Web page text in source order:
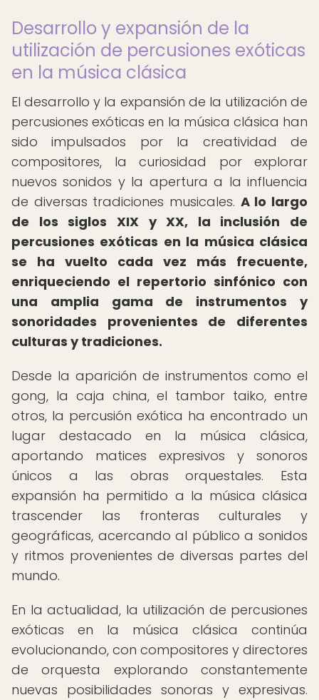
Desarrollo y expansión de la
utilización de percusiones exóticas
en la música clásica
El desarrollo y la expansión de la utilización de
percusiones exóticas en la música clásica han
sido impulsados por la creatividad de
compositores, la curiosidad por explorar
nuevos sonidos y la apertura a la influencia
de diversas tradiciones musicales. A lo largo
de los siglos XIX y XX, la inclusión de
percusiones exóticas en la música clásica
se ha vuelto cada vez más frecuente,
enriqueciendo el repertorio sinfónico con
una amplia gama de instrumentos y
sonoridades provenientes de diferentes
culturas y tradiciones.
Desde la aparición de instrumentos como el
gong, la caja china, el tambor taiko, entre
otros, la percusión exótica ha encontrado un
lugar destacado en la música clásica,
aportando matices expresivos y sonoros
únicos a las obras orquestales. Esta
expansión ha permitido a la música clásica
trascender las fronteras culturales y
geográficas, acercando al público a sonidos
y ritmos provenientes de diversas partes del
mundo.
En la actualidad, la utilización de percusiones
exóticas en la música clásica continúa
evolucionando, con compositores y directores
de orquesta explorando constantemente
nuevas posibilidades sonoras y expresivas.